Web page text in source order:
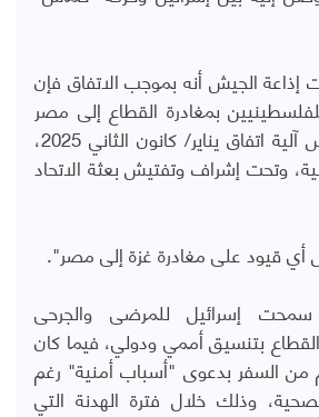
الجيش أنه بموجب الاتفاق فإن
بمغادرة القطاع إلى مصر
عبر معبر رفح، بنفس آلية اتفاق يناير/ كانون الثاني 2025،
وتحت إشراف وتفتيش بعثة الاتحاد
أي قيود على مغادرة غزة إلى مصر".
يناير 2025 سمحت إسرائيل للمرضى والجرحى
بتنسيق أممي ودولي، فيما كان
من السفر بدعوى "أسباب أمنية" رغم
وذلك خلال فترة الهدنة التي